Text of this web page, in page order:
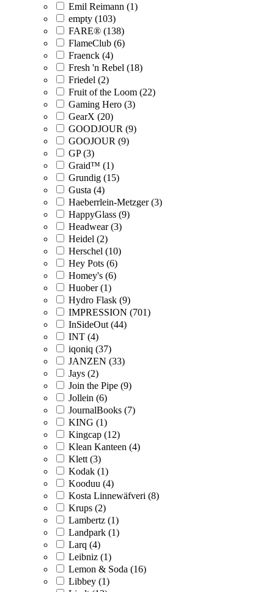
Emil Reimann (1)
empty (103)
FARE® (138)
FlameClub (6)
Fraenck (4)
Fresh 'n Rebel (18)
Friedel (2)
Fruit of the Loom (22)
Gaming Hero (3)
GearX (20)
GOODJOUR (9)
GOOJOUR (9)
GP (3)
Graid™ (1)
Grundig (15)
Gusta (4)
Haeberrlein-Metzger (3)
HappyGlass (9)
Headwear (3)
Heidel (2)
Herschel (10)
Hey Pots (6)
Homey's (6)
Huober (1)
Hydro Flask (9)
IMPRESSION (701)
InSideOut (44)
INT (4)
iqoniq (37)
JANZEN (33)
Jays (2)
Join the Pipe (9)
Jollein (6)
JournalBooks (7)
KING (1)
Kingcap (12)
Klean Kanteen (4)
Klett (3)
Kodak (1)
Kooduu (4)
Kosta Linnewäfveri (8)
Krups (2)
Lambertz (1)
Landpark (1)
Larq (4)
Leibniz (1)
Lemon & Soda (16)
Libbey (1)